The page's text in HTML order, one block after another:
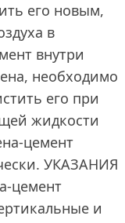
его новым,
в
внутри
необходимо
его при
жидкости
цемент
УКАЗАНИЯ
цемент
и